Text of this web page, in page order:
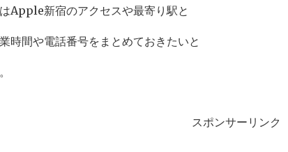
Apple新宿のアクセスや最寄り駅と
時間や電話番号をまとめておきたいと
スポンサーリンク